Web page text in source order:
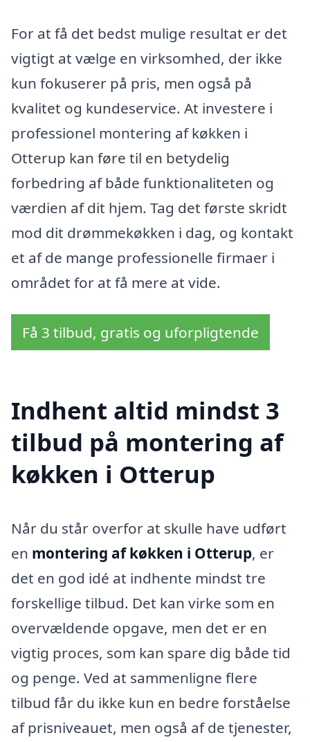
For at få det bedst mulige resultat er det
vigtigt at vælge en virksomhed, der ikke
kun fokuserer på pris, men også på
kvalitet og kundeservice. At investere i
professionel montering af køkken i
Otterup kan føre til en betydelig
forbedring af både funktionaliteten og
værdien af dit hjem. Tag det første skridt
mod dit drømmekøkken i dag, og kontakt
et af de mange professionelle firmaer i
området for at få mere at vide.
Få 3 tilbud, gratis og uforpligtende
Indhent altid mindst 3
tilbud på montering af
køkken i Otterup
Når du står overfor at skulle have udført
en montering af køkken i Otterup, er
det en god idé at indhente mindst tre
forskellige tilbud. Det kan virke som en
overvældende opgave, men det er en
vigtig proces, som kan spare dig både tid
og penge. Ved at sammenligne flere
tilbud får du ikke kun en bedre forståelse
af prisniveauet, men også af de tjenester,